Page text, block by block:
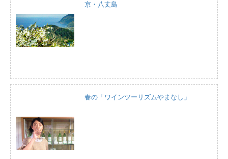
京・八丈島
春の「ワインツーリズムやまなし」